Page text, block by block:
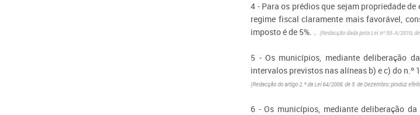
4 - Para os prédios que sejam propriedade
regime fiscal claramente mais favorável,
imposto é de 5%. .(Redacção dada pela Lei nº 55-A/2010,
5 - Os municípios, mediante deliberação
intervalos previstos nas alíneas b) e c) do n.º
(Redacção do artigo 2.º da Lei 64/2008, de 5 de Dezembro; produz
6 - Os municípios, mediante deliberação